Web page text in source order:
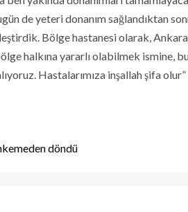
de yeteri donanım sağlandıktan
Bölge hastanesi olarak,
halkına yararlı olabilmek ismine,
Hastalarımıza inşallah şifa
döndü